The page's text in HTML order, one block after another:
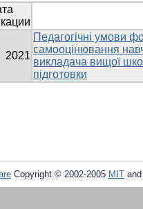
2021
Педагогічні умови
самооцінювання
викладача вищої
підготовки
Copyright © 2002-2005 MIT